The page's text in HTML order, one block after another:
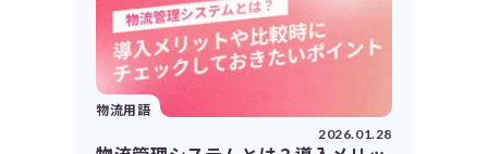
物流用語
2026.01.28